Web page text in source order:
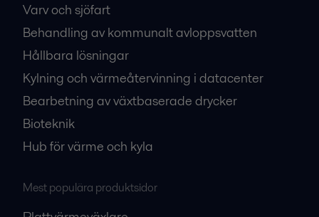
Varv och sjöfart
Behandling av kommunalt avloppsvatten
Hållbara lösningar
Kylning och värmeåtervinning i datacenter
Bearbetning av växtbaserade drycker
Bioteknik
Hub för värme och kyla
Mest populära produktsidor